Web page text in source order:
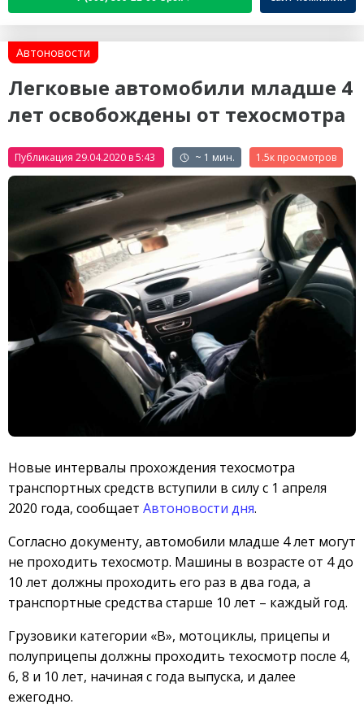
Автоновости
Легковые автомобили младше 4
лет освобождены от техосмотра
Публикация 29.04.2020 в 5:43 ~ 1 мин. 1.5к
Новые интервалы прохождения техосмотра
транспортных средств вступили в силу с 1 апреля
2020 года, сообщает Автоновости дня.
Согласно документу, автомобили младше 4 лет могут
не проходить техосмотр. Машины в возрасте от 4 до
10 лет должны проходить его раз в два года, а
транспортные средства старше 10 лет – каждый год.
Грузовики категории «В», мотоциклы, прицепы и
полуприцепы должны проходить техосмотр после 4,
6, 8 и 10 лет, начиная с года выпуска, и далее
ежегодно.